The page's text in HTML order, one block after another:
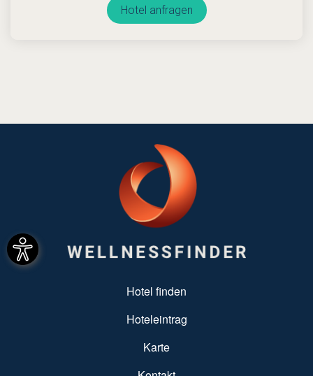
Hotel anfragen
Hotel finden
Hoteleintrag
Karte